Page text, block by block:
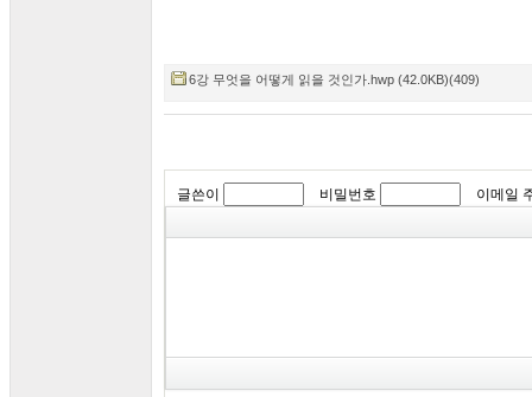
6강 무엇을 어떻게 읽을 것인가.hwp (42.0KB)(409)
글쓴이 비밀번호 이메일